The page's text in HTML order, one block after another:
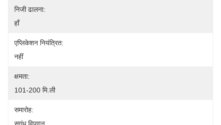
निजी ढालना:
हाँ
एप्लिकेशन नियंत्रित:
नहीं
क्षमता:
101-200 मि.ली
समारोह: